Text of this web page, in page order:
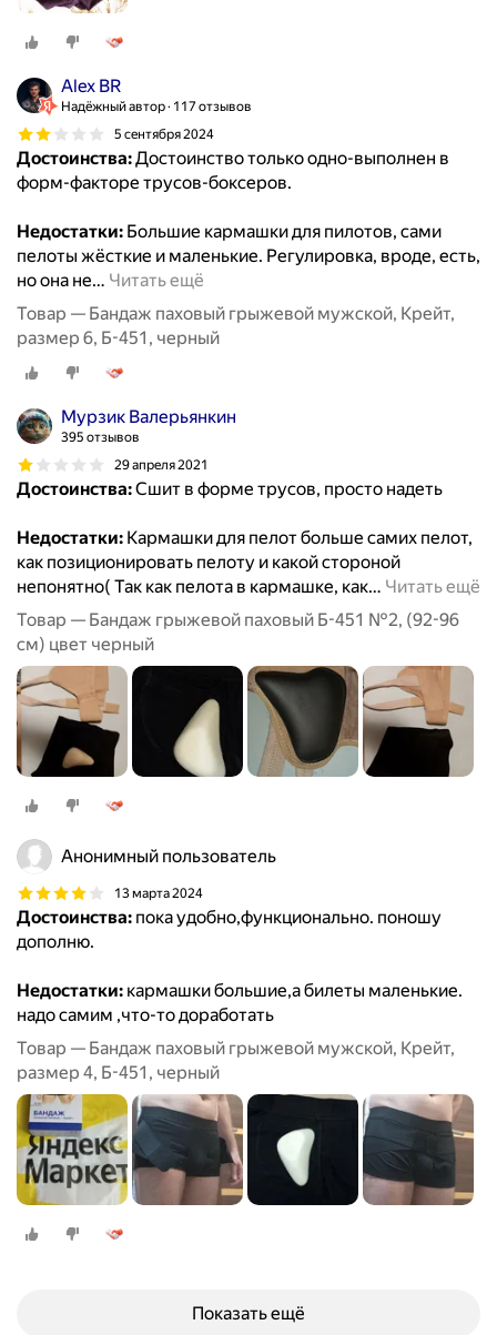
Alex BR
Надёжный автор 117 отзывов
5 сентября 2024
Достоинства:Достоинство только одно-выполнен в
форм-факторе трусов-боксеров.
Недостатки: Большие кармашки для пилотов, сами
пелоты жёсткие и маленькие. Регулировка, вроде, есть,
но она не… Читать ещё
Товар — Бандаж паховый грыжевой мужской, Крейт,
размер 6, Б-451, черный
Мурзик Валерьянкин
395 отзывов
29 апреля 2021
Достоинства:Сшит в форме трусов, просто надеть
Недостатки: Кармашки для пелот больше самих пелот,
как позиционировать пелоту и какой стороной
непонятно( Так как пелота в кармашке, как… Читать ещё
Товар — Бандаж грыжевой паховый Б-451 №2, (92-96
см) цвет черный
Анонимный пользователь
13 марта 2024
Достоинства: пока удобно,функционально. поношу
дополню.
Недостатки: кармашки большие,а билеты маленькие.
надо самим ,что-то доработать
Товар — Бандаж паховый грыжевой мужской, Крейт,
размер 4, Б-451, черный
Показать ещё